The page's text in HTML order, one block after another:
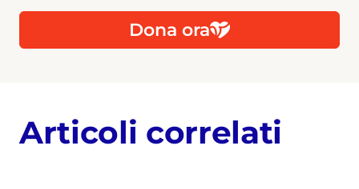
Dona ora
Articoli correlati